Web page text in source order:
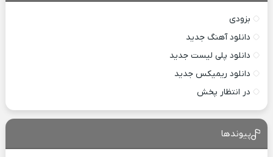
بزودی
دانلود آهنگ جدید
دانلود پلی لیست جدید
دانلود ریمیکس جدید
در انتظار پخش
پیوندها